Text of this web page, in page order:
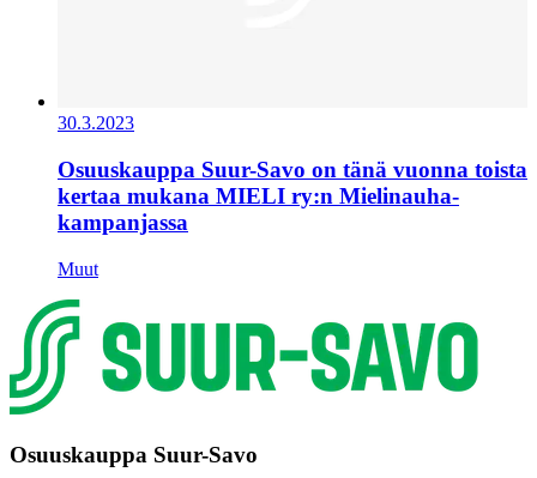
30.3.2023
Osuuskauppa Suur-Savo on tänä vuonna toista
kertaa mukana MIELI ry:n Mielinauha-
kampanjassa
Muut
Osuuskauppa Suur-Savo